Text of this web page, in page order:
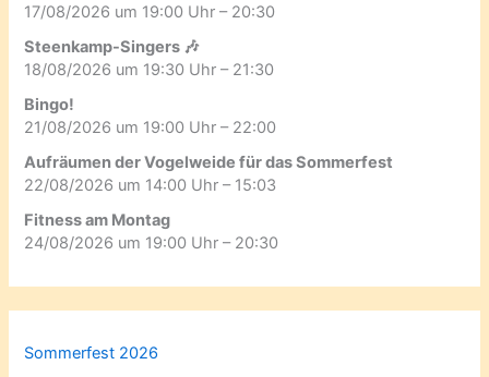
17/08/2026 um 19:00 Uhr – 20:30
Steenkamp-Singers 🎶
18/08/2026 um 19:30 Uhr – 21:30
Bingo!
21/08/2026 um 19:00 Uhr – 22:00
Aufräumen der Vogelweide für das Sommerfest
22/08/2026 um 14:00 Uhr – 15:03
Fitness am Montag
24/08/2026 um 19:00 Uhr – 20:30
Sommerfest 2026